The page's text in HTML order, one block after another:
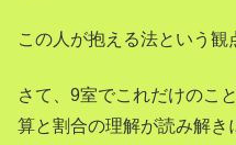
この人が抱える法という観
さて、9室でこれだけのこ
算と割合の理解が読み解き